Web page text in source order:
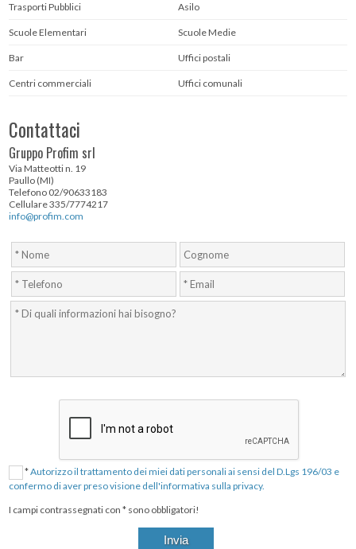
Trasporti Pubblici Asilo
Scuole Elementari Scuole Medie
Bar Uffici postali
Centri commerciali Uffici comunali
Contattaci
Gruppo Profim srl
Via Matteotti n. 19
Paullo (MI)
Telefono 02/90633183
Cellulare 335/7774217
info@profim.com
*Autorizzo il trattamento dei miei dati personali ai sensi del D.Lgs 196/03 e
confermo di aver preso visione dell'informativa sulla privacy.
I campi contrassegnati con * sono obbligatori!